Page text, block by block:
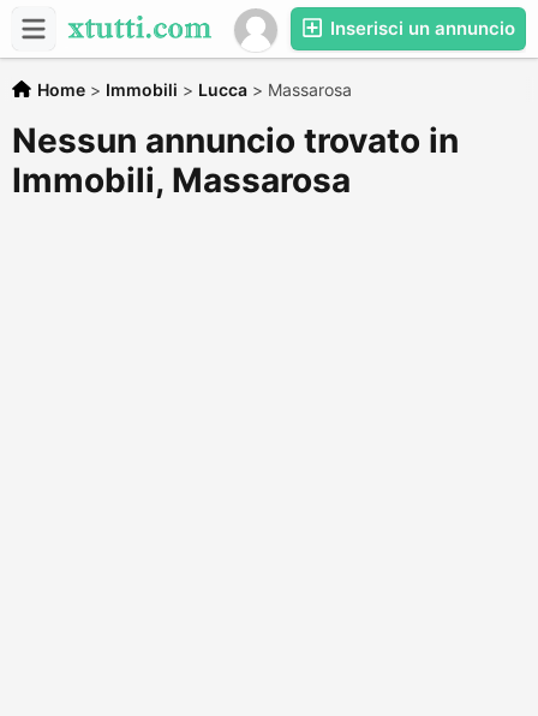
Inserisci un annuncio
Home > Immobili > Lucca > Massarosa
Nessun annuncio trovato in
Immobili, Massarosa